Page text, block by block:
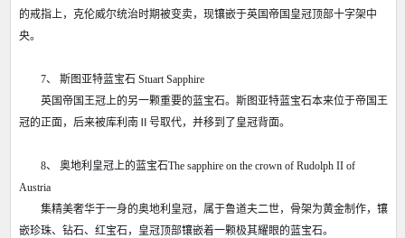
的戒指上，克伦威尔统治时期被变卖，现镶嵌于英国帝国皇冠顶部十字架中
央。
7、 斯图亚特蓝宝石 Stuart Sapphire
英国帝国王冠上的另一颗重要的蓝宝石。斯图亚特蓝宝石本来位于帝国王
冠的正面，后来被库利南Ⅱ号取代，并移到了皇冠背面。
8、 奥地利皇冠上的蓝宝石The sapphire on the crown of Rudolph II of
Austria
集精美奢华于一身的奥地利皇冠，属于鲁道夫二世，骨架为黄金制作，镶
嵌珍珠、钻石、红宝石，皇冠顶部镶嵌着一颗极其耀眼的蓝宝石。